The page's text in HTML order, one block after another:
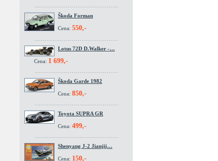
Škoda Forman
Cena: 550,-
Lotus 72D D.Walker -…
Cena: 1 699,-
Škoda Garde 1982
Cena: 850,-
Toyota SUPRA GR
Cena: 499,-
Shenyang J-2 Jianjij…
Cena: 150,-